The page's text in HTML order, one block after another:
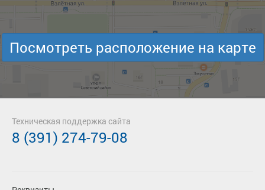
Посмотреть расположение на карте
Техническая поддержка сайта
8 (391) 274-79-08